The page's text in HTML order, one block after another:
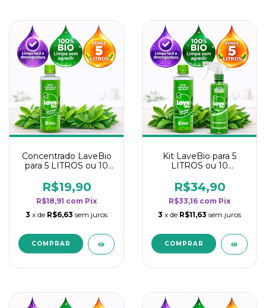
Concentrado LaveBio
para 5 LITROS ou 10
rendimento da
categoria - Neutro
R$19,90
R$18,91 com Pix
3 x de R$6,63 sem juros
Kit LaveBio para 5
LITROS ou 10
rendimento da
categoria - Neutro
R$34,90
R$33,16 com Pix
3 x de R$11,63 sem juros